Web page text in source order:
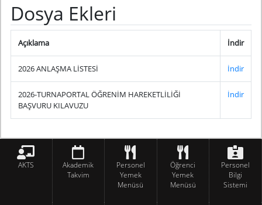
Dosya Ekleri
Açıklama İndir
2026 ANLAŞMA LİSTESİ İndir
2026-TURNAPORTAL ÖĞRENİM HAREKETLİLİĞİ
BAŞVURU KILAVUZU
İndir
AKTS
Akademik
Takvim
Personel
Yemek
Menüsü
Öğrenci
Yemek
Menüsü
Personel
Bilgi
Sistemi